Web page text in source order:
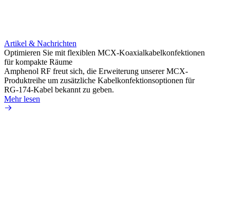
Artikel & Nachrichten
Optimieren Sie mit flexiblen MCX-Koaxialkabelkonfektionen
für kompakte Räume
Amphenol RF freut sich, die Erweiterung unserer MCX-
Produktreihe um zusätzliche Kabelkonfektionsoptionen für
RG-174-Kabel bekannt zu geben.
Mehr lesen